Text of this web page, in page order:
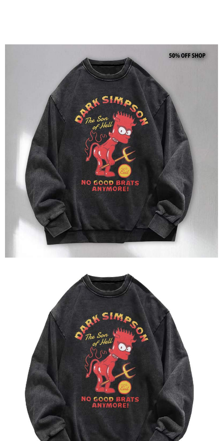
繫恩沛科技股份有限公司。若您不同意我們將上開所示之個人資料，連同必
要之購買訂單資訊提供予 AFTEE ，或讓 AFTEE 蒐集處理利用您的個人資
料，請勿選用本服務。